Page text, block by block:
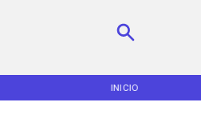
INICIO